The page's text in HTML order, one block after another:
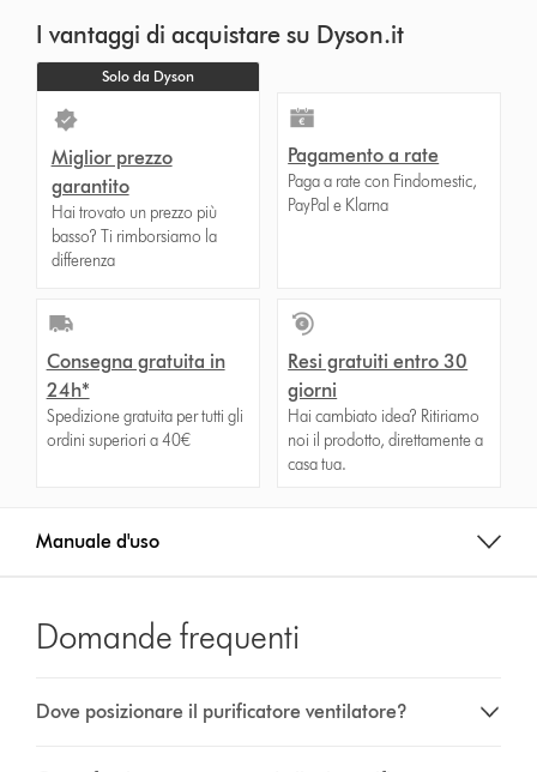
I vantaggi di acquistare su Dyson.it
Solo da Dyson
Miglior prezzo
garantito
Hai trovato un prezzo più
basso? Ti rimborsiamo la
differenza
Pagamento a rate
Paga a rate con Findomestic,
PayPal e Klarna
Consegna gratuita in
24h*
Spedizione gratuita per tutti gli
ordini superiori a 40€
Resi gratuiti entro 30
giorni
Hai cambiato idea? Ritiriamo
noi il prodotto, direttamente a
casa tua.
Manuale d'uso
Domande frequenti
Dove posizionare il purificatore ventilatore?